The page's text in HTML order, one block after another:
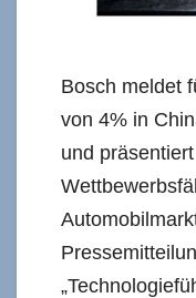
Bosch meldet
von 4% in
und